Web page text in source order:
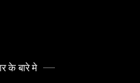
के बारे मे